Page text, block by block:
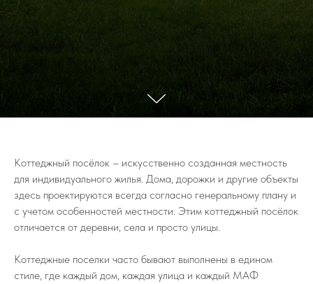
Коттеджный посёлок – искусственно созданная местность
для индивидуального жилья. Дома, дорожки и другие объекты
здесь проектируются всегда согласно генеральному плану и
с учетом особенностей местности. Этим коттеджный посёлок
отличается от деревни, села и просто улицы.
Коттеджные поселки часто бывают выполнены в едином
стиле, где каждый дом, каждая улица и каждый МАФ